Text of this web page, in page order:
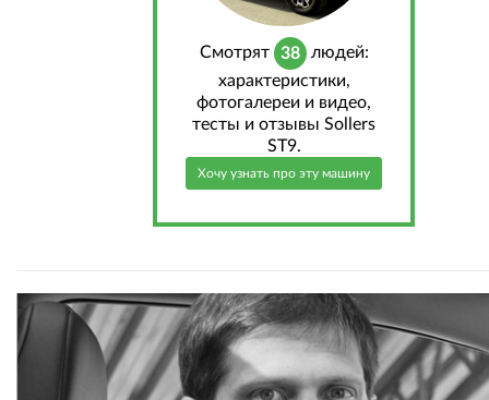
Cмотрят 38 людей:
характеристики,
фотогалереи и видео,
тесты и отзывы Sollers
ST9.
Хочу узнать про эту машину